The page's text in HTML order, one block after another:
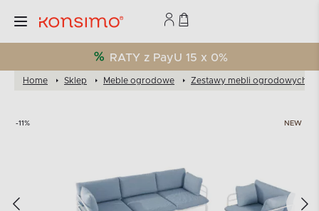
RATY z PayU 15 x 0%
Home Sklep Meble ogrodowe Zestawy mebli ogrodowych
NEW
-11%